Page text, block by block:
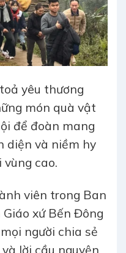
yêu thương
món quà vật
để đoàn mang
diện và niềm hy
cao.
viên trong Ban
xứ Bến Đông
người chia sẻ
lời cầu nguyện